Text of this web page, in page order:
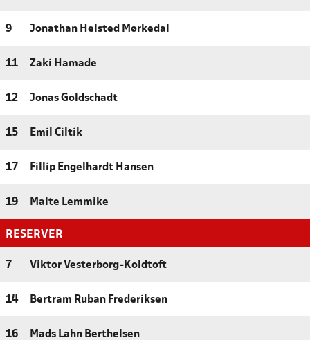
9 Jonathan Helsted Mørkedal
11 Zaki Hamade
12 Jonas Goldschadt
15 Emil Ciltik
17 Fillip Engelhardt Hansen
19 Malte Lemmike
RESERVER
7 Viktor Vesterborg-Koldtoft
14 Bertram Ruban Frederiksen
16 Mads Lahn Berthelsen